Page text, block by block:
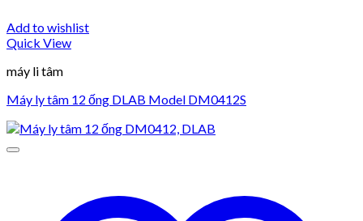
Add to wishlist
Quick View
máy li tâm
Máy ly tâm 12 ống DLAB Model DM0412S